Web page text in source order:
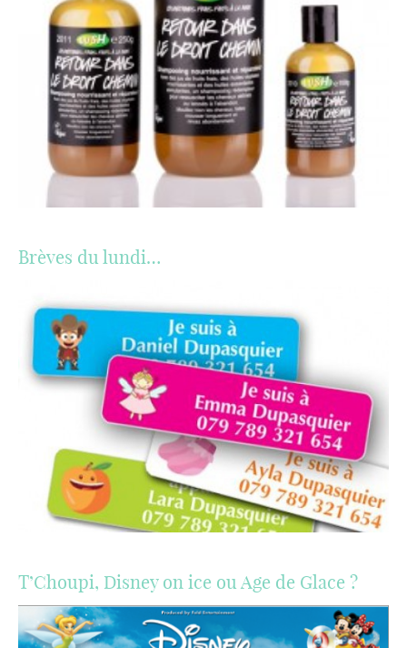
Brèves du lundi…
T’Choupi, Disney on ice ou Age de Glace ?